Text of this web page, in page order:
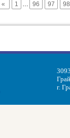
« 1 … 96 97 98
г.